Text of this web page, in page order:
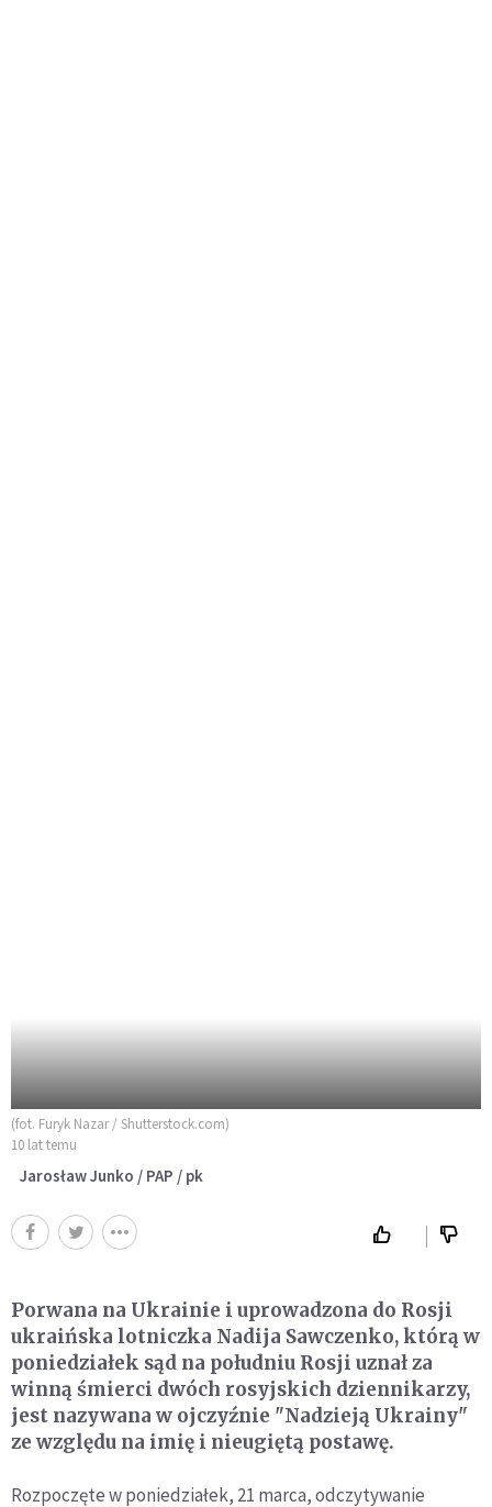
(fot. Furyk Nazar / Shutterstock.com)
10 lat temu
Jarosław Junko / PAP / pk
Porwana na Ukrainie i uprowadzona do Rosji
ukraińska lotniczka Nadija Sawczenko, którą w
poniedziałek sąd na południu Rosji uznał za
winną śmierci dwóch rosyjskich dziennikarzy,
jest nazywana w ojczyźnie "Nadzieją Ukrainy"
ze względu na imię i nieugiętą postawę.
Rozpoczęte w poniedziałek, 21 marca, odczytywanie